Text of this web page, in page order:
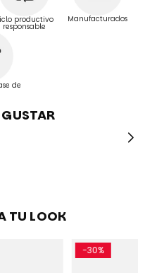
productivo
responsable
Manufacturados
de
TU LOOK